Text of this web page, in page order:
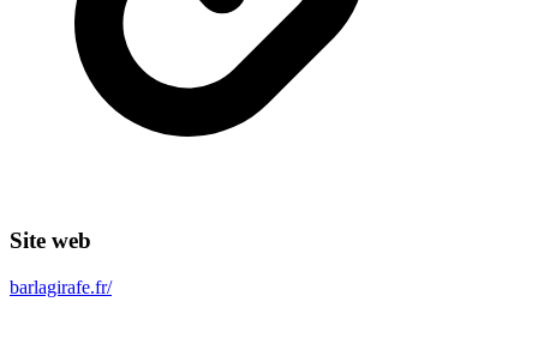
Site web
barlagirafe.fr/